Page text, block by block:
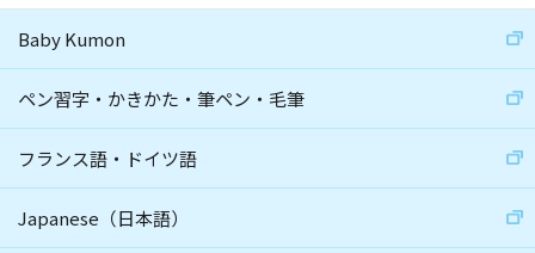
Baby Kumon
ペン習字・かきかた・筆ペン・毛筆
フランス語・ドイツ語
Japanese（日本語）